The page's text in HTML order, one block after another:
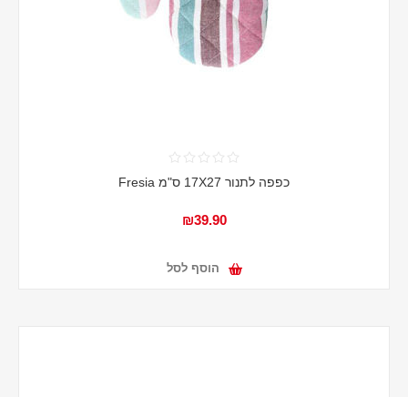
כפפה לתנור 17X27 ס"מ Fresia
₪39.90
הוסף לסל